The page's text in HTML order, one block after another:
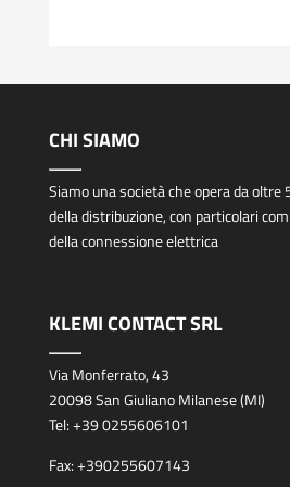
CHI SIAMO
Siamo una società che opera da
della distribuzione, con particolari
della connessione elettrica
KLEMI CONTACT SRL
Via Monferrato, 43
20098 San Giuliano Milanese (MI)
Tel:+39 0255606101
Fax:+390255607143